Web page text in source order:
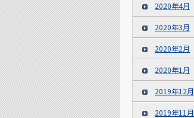
2020年4月
2020年3月
2020年2月
2020年1月
2019年12月
2019年11月